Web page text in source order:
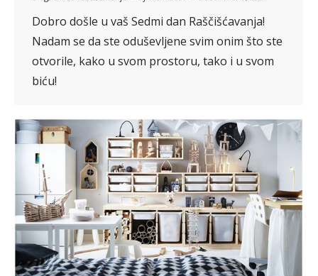
Dobro došle u vaš Sedmi dan Raščišćavanja!
Nadam se da ste oduševljene svim onim što ste
otvorile, kako u svom prostoru, tako i u svom
biću!